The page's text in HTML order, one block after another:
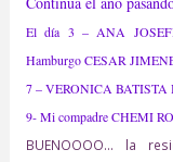
El día 3 – ANA
Hamburgo CESAR
7 – VERONICA BATISTA
9- Mi compadre CHEMI
BUENOOOO… la